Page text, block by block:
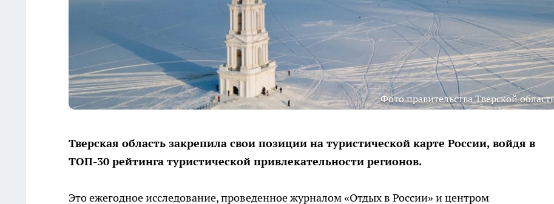
Фото правительства Тверской
Тверская область закрепила свои позиции на туристической карте России, войдя в
ТОП-30 рейтинга туристической привлекательности регионов.
Это ежегодное исследование, проведенное журналом «Отдых в России» и центром